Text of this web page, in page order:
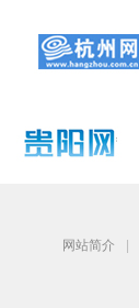
网站简介 |